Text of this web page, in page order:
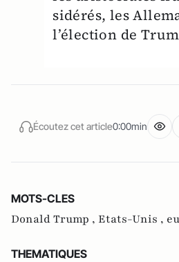
sidérés, les
l’élection de
Écoutez cet article0:00min
MOTS-CLES
Donald Trump , Etats-Unis ,
THEMATIQUES